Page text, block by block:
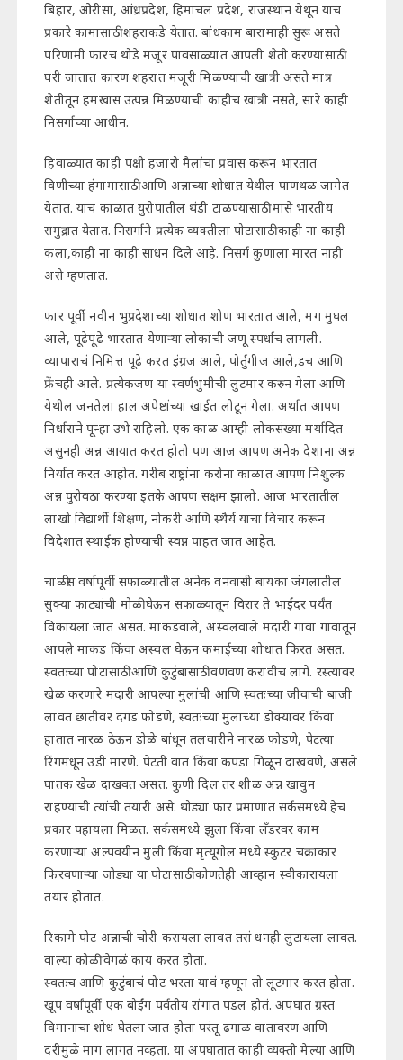
बिहार, ओरीसा, आंध्रप्रदेश, हिमाचल प्रदेश, राजस्थान येथून याच
प्रकारे कामासाठी शहराकडे येतात. बांधकाम बारामाही सुरू असते
परिणामी फारच थोडे मजूर पावसाळ्यात आपली शेती करण्यासाठी
घरी जातात कारण शहरात मजूरी मिळण्याची खात्री असते मात्र
शेतीतून हमखास उत्पन्न मिळण्याची काहीच खात्री नसते, सारे काही
निसर्गाच्या आधीन.
हिवाळ्यात काही पक्षी हजारो मैलांचा प्रवास करून भारतात
विणीच्या हंगामासाठी आणि अन्नाच्या शोधात येथील पाणथळ जागेत
येतात. याच काळात युरोपातील थंडी टाळण्यासाठी मासे भारतीय
समुद्रात येतात. निसर्गाने प्रत्येक व्यक्तीला पोटासाठी काही ना काही
कला,काही ना काही साधन दिले आहे. निसर्ग कुणाला मारत नाही
असे म्हणतात.
फार पूर्वी नवीन भुप्रदेशाच्या शोधात शोण भारतात आले, मग मुघल
आले, पूढेपूढे भारतात येणाऱ्या लोकांची जणू स्पर्धाच लागली.
व्यापाराचं निमित्त पूढे करत इंग्रज आले, पोर्तुगीज आले,डच आणि
फ्रेंचही आले. प्रत्येकजण या स्वर्णभुमीची लुटमार करुन गेला आणि
येथील जनतेला हाल अपेष्टांच्या खाईत लोटून गेला. अर्थात आपण
निर्धाराने पून्हा उभे राहिलो. एक काळ आम्ही लोकसंख्या मर्यादित
असुनही अन्न आयात करत होतो पण आज आपण अनेक देशाना अन्न
निर्यात करत आहोत. गरीब राष्ट्रांना करोना काळात आपण निशुल्क
अन्न पुरोवठा करण्या इतके आपण सक्षम झालो. आज भारतातील
लाखो विद्यार्थी शिक्षण, नोकरी आणि स्थैर्य याचा विचार करून
विदेशात स्थाईक होण्याची स्वप्न पाहत जात आहेत.
चाळीस वर्षापूर्वी सफाळ्यातील अनेक वनवासी बायका जंगलातील
सुक्या फाट्यांची मोळी घेऊन सफाळ्यातून विरार ते भाईंदर पर्यंत
विकायला जात असत. माकडवाले, अस्वलवाले मदारी गावा गावातून
आपले माकड किंवा अस्वल घेऊन कमाईच्या शोधात फिरत असत.
स्वतःच्या पोटासाठी आणि कुटुंबासाठी वणवण करावीच लागे. रस्त्यावर
खेळ करणारे मदारी आपल्या मुलांची आणि स्वतःच्या जीवाची बाजी
लावत छातीवर दगड फोडणे, स्वतःच्या मुलाच्या डोक्यावर किंवा
हातात नारळ ठेऊन डोळे बांधून तलवारीने नारळ फोडणे, पेटत्या
रिंगमधून उडी मारणे. पेटती वात किंवा कपडा गिळून दाखवणे, असले
घातक खेळ दाखवत असत. कुणी दिल तर शीळ अन्न खावुन
राहण्याची त्यांची तयारी असे. थोड्या फार प्रमाणात सर्कसमध्ये हेच
प्रकार पहायला मिळत. सर्कसमध्ये झुला किंवा लँडरवर काम
करणाऱ्या अल्पवयीन मुली किंवा मृत्यूगोल मध्ये स्कुटर चक्राकार
फिरवणाऱ्या जोड्या या पोटासाठी कोणतेही आव्हान स्वीकारायला
तयार होतात.
रिकामे पोट अन्नाची चोरी करायला लावत तसं धनही लुटायला लावत.
वाल्या कोळी वेगळं काय करत होता.
स्वतःच आणि कुटुंबाचं पोट भरता यावं म्हणून तो लूटमार करत होता.
खूप वर्षांपूर्वी एक बोईंग पर्वतीय रांगात पडल होतं. अपघात ग्रस्त
विमानाचा शोध घेतला जात होता परंतू ढगाळ वातावरण आणि
दरीमुळे माग लागत नव्हता. या अपघातात काही व्यक्ती मेल्या आणि